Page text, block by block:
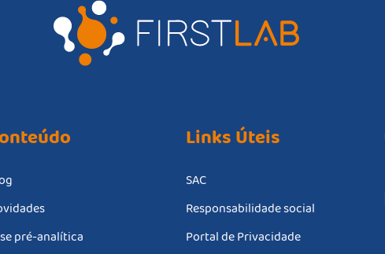
pré-analítica
Links Úteis
SAC
Responsabilidade social
Portal de Privacidade